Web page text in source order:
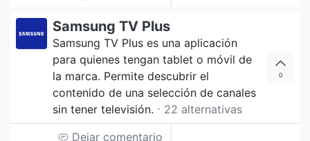
Samsung TV Plus
Samsung TV Plus es una aplicación
para quienes tengan tablet o móvil de
la marca. Permite descubrir el
contenido de una selección de canales
sin tener televisión. ⋅ 22 alternativas
0
Dejar comentario